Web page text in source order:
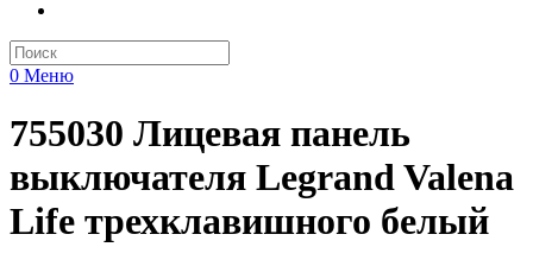
0 Меню
755030 Лицевая панель
выключателя Legrand Valena
Life трехклавишного белый